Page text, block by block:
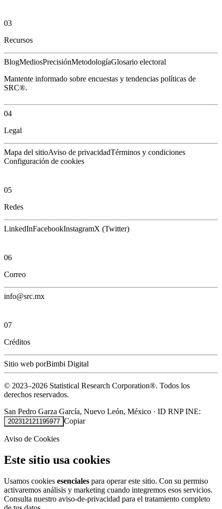
03
Recursos
BlogMediosPrecisiónMetodologíaGlosario electoral
Mantente informado sobre encuestas y tendencias políticas de
SRC®.
04
Legal
Mapa del sitioAviso de privacidadTérminos y condiciones
Configuración de cookies
05
Redes
LinkedInFacebookInstagramX (Twitter)
06
Correo
info@src.mx
07
Créditos
Sitio web porBimbi Digital
© 2023–2026 Statistical Research Corporation®. Todos los
derechos reservados.
San Pedro Garza García, Nuevo León, México · ID RNP INE:
202312121195977 Copiar
Aviso de Cookies
Este sitio usa cookies
Usamos cookies esenciales para operar este sitio. Con su permiso
activaremos análisis y marketing cuando integremos esos servicios.
Consulta nuestro aviso-de-privacidad para el tratamiento completo